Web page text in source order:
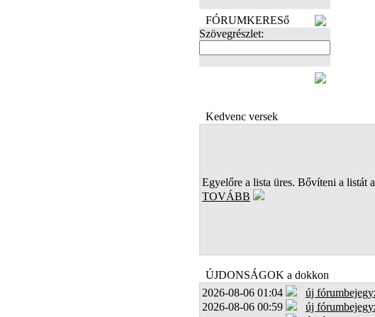
FÓRUMKERESő
Szövegrészlet:
Kedvenc versek
Egyelőre a lista üres. Bővíteni a listát
TOVÁBB
ÚJDONSÁGOK a dokkon
2026-08-06 01:04
új
2026-08-06 00:59
új